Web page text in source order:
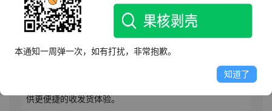
10月28日，菜鸟全面接入京东平台，为商家和消费者提供
全球快递和供应链服务，双方系统已对接。菜鸟自营快
递、大件家装供应链等均在接入范围。未来京东快递或接
入菜鸟裹裹，方便查快递取件。此前京东物流已接入淘宝
天猫。双方赶在双11前完成互通，旨在为消费者和商家提
供更便捷的收发货体验。
本通知一周弹一次，如有打扰，非常抱歉。
知道了